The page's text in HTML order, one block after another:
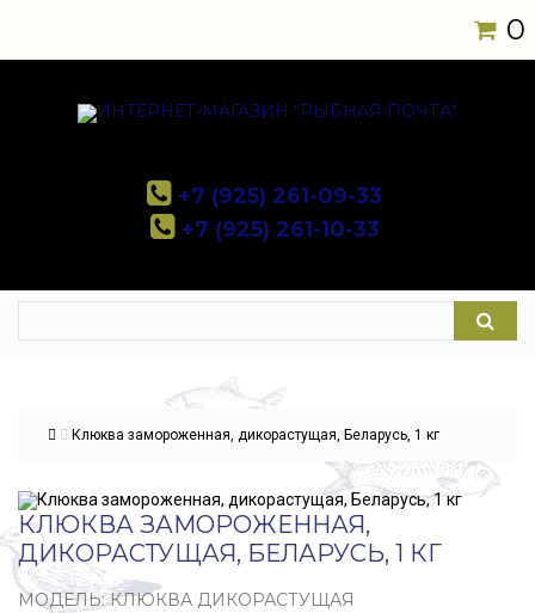
0
+7 (925) 261-09-33
+7 (925) 261-10-33
Клюква замороженная, дикорастущая, Беларусь, 1 кг
КЛЮКВА ЗАМОРОЖЕННАЯ,
ДИКОРАСТУЩАЯ, БЕЛАРУСЬ, 1 КГ
МОДЕЛЬ: КЛЮКВА ДИКОРАСТУЩАЯ